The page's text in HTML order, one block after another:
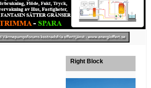
Right Block